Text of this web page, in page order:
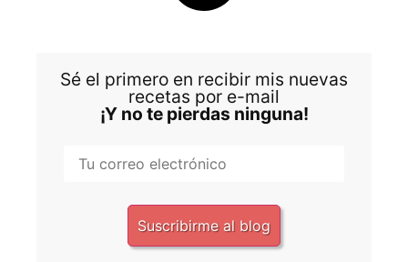
Sé el primero en recibir mis nuevas
recetas por e-mail
¡Y no te pierdas ninguna!